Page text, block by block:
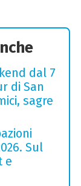
dal 7
di San
sagre
Sul
e